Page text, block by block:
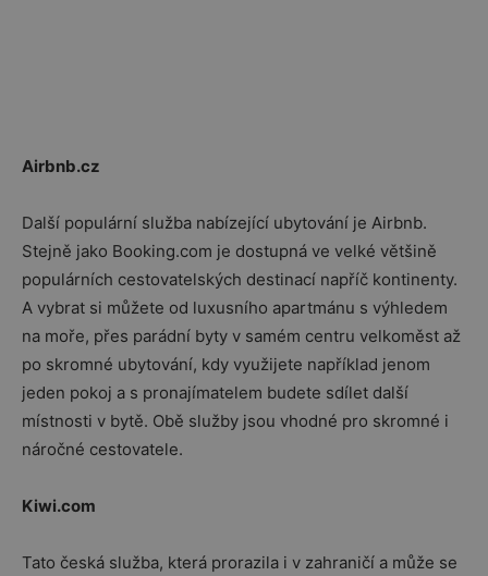
Airbnb.cz
Další populární služba nabízející ubytování je Airbnb.
Stejně jako Booking.com je dostupná ve velké většině
populárních cestovatelských destinací napříč kontinenty.
A vybrat si můžete od luxusního apartmánu s výhledem
na moře, přes parádní byty v samém centru velkoměst až
po skromné ubytování, kdy využijete například jenom
jeden pokoj a s pronajímatelem budete sdílet další
místnosti v bytě. Obě služby jsou vhodné pro skromné i
náročné cestovatele.
Kiwi.com
Tato česká služba, která prorazila i v zahraničí a může se